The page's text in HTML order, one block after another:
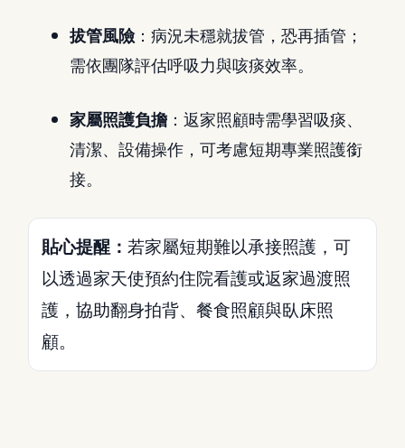
拔管風險：病況未穩就拔管，恐再插管；
需依團隊評估呼吸力與咳痰效率。
家屬照護負擔：返家照顧時需學習吸痰、
清潔、設備操作，可考慮短期專業照護銜
接。
貼心提醒： 若家屬短期難以承接照護，可
以透過家天使預約住院看護或返家過渡照
護，協助翻身拍背、餐食照顧與臥床照
顧。